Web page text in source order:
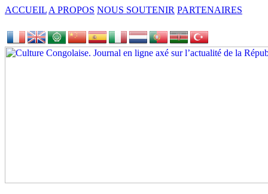
ACCUEIL A PROPOS NOUS SOUTENIR PARTENAIRES